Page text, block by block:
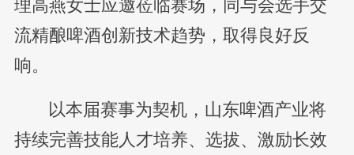
理高燕女士应邀莅临赛场，同与会选手交
流精酿啤酒创新技术趋势，取得良好反
响。
以本届赛事为契机，山东啤酒产业将
持续完善技能人才培养、选拔、激励长效